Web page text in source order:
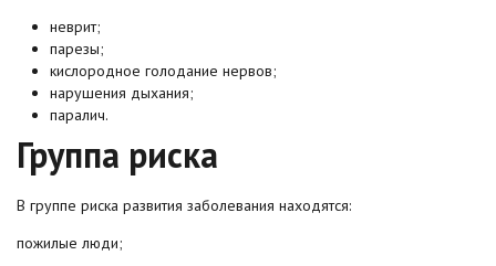
неврит;
парезы;
кислородное голодание нервов;
нарушения дыхания;
паралич.
Группа риска
В группе риска развития заболевания находятся:
пожилые люди;